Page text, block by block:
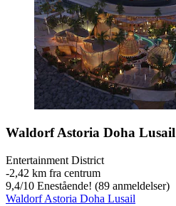
Waldorf Astoria Doha Lusail
Entertainment District
‐2,42 km fra centrum
9,4/10 Enestående! (89 anmeldelser)
Waldorf Astoria Doha Lusail